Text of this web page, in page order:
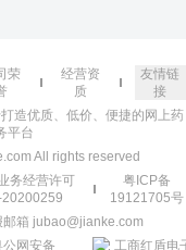
荣
经营资
质
友情链
接
造优质、低价、便捷的网上药
平台
All rights reserved
务经营许可
粤ICP备
19121705号
箱 jubao@jianke.com